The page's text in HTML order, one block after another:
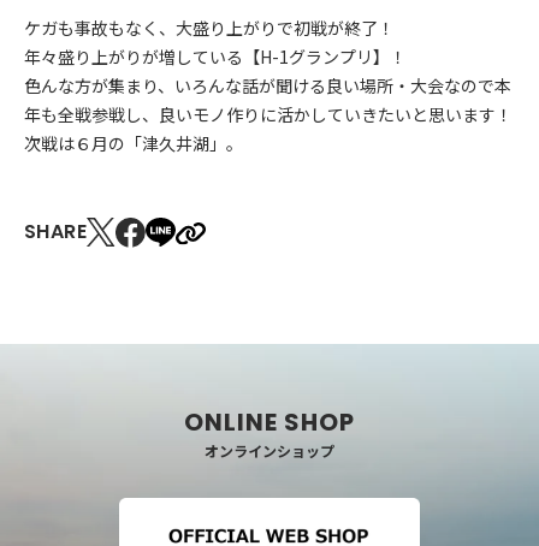
ケガも事故もなく、大盛り上がりで初戦が終了！
年々盛り上がりが増している【H-1グランプリ】！
色んな方が集まり、いろんな話が聞ける良い場所・大会なので本
年も全戦参戦し、良いモノ作りに活かしていきたいと思います！
次戦は６月の「津久井湖」。
SHARE
オンラインショップ